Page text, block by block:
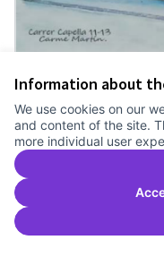
Information about
We use cookies on our
and content of the site.
more individual user
09 - Ca n’Aloy,